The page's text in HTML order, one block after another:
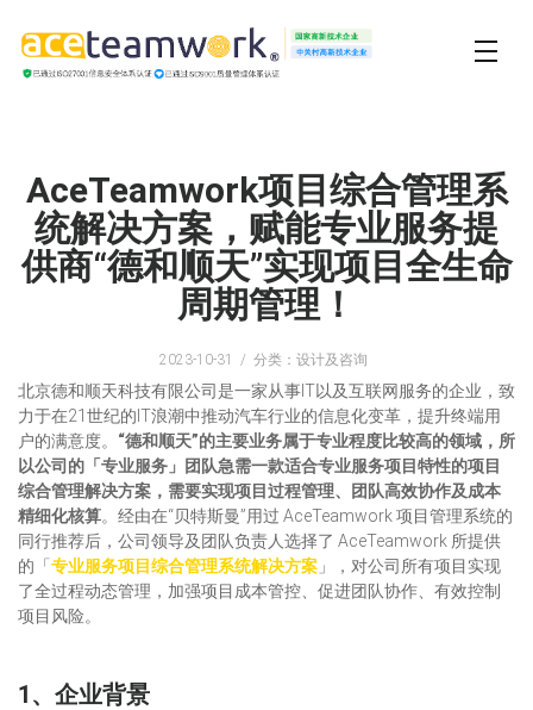
AceTeamwork项目综合管理系
统解决方案，赋能专业服务提
供商“德和顺天”实现项目全生命
周期管理！
2023-10-31 分类：设计及咨询
北京德和顺天科技有限公司是一家从事IT以及互联网服务的企业，致
力于在21世纪的IT浪潮中推动汽车行业的信息化变革，提升终端用
户的满意度。 “德和顺天”的主要业务属于专业程度比较高的领域，所
以公司的「专业服务」团队急需一款适合专业服务项目特性的项目
综合管理解决方案，需要实现项目过程管理、团队高效协作及成本
精细化核算。经由在“贝特斯曼”用过 AceTeamwork 项目管理系统的
同行推荐后，公司领导及团队负责人选择了 AceTeamwork 所提供
的「 专业服务项目综合管理系统解决方案 」，对公司所有项目实现
了全过程动态管理，加强项目成本管控、促进团队协作、有效控制
项目风险。
1、企业背景